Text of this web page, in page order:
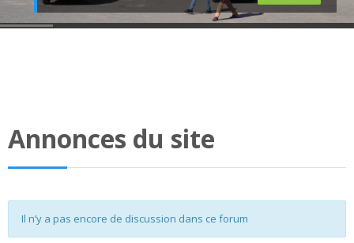
Annonces du site
Il n’y a pas encore de discussion dans ce forum